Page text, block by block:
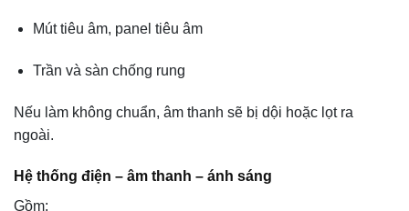
Mút tiêu âm, panel tiêu âm
Trần và sàn chống rung
Nếu làm không chuẩn, âm thanh sẽ bị dội hoặc lọt ra
ngoài.
Hệ thống điện – âm thanh – ánh sáng
Gồm: